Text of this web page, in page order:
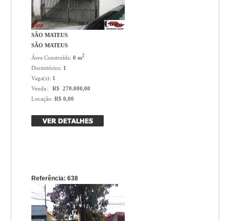
Casa
SÃO MATEUS
SÃO MATEUS
Área Construída:0 m2
Dormitórios: 1
Vaga(s): 1
Venda:
R$ 270.000,00
Locação:R$ 0,00
Referência: 638